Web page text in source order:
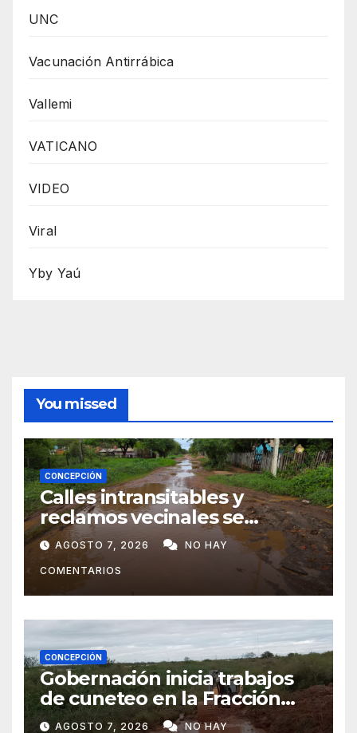
UNC
Vacunación Antirrábica
Vallemi
VATICANO
VIDEO
Viral
Yby Yaú
You missed
CONCEPCIÓN
Calles intransitables y
reclamos vecinales se
repiten en barrios de
Concepción
AGOSTO 7, 2026 NO HAY
COMENTARIOS
CONCEPCIÓN
Gobernación inicia trabajos
de cuneteo en la Fracción
José Félix
AGOSTO 7, 2026 NO HAY